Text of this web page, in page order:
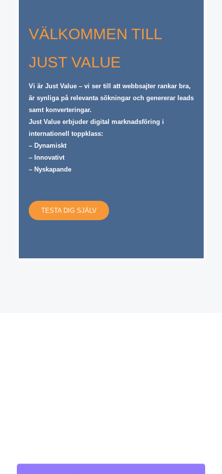
VÄLKOMMEN TILL
JUST VALUE
Vi är Just Value – vi ser till att webbsajter rankar bra,
är synliga på relevanta sökningar och genererar leads
samt konverteringar.
Just Value erbjuder digital marknadsföring i
internationell toppklass:
– Dynamiskt
– Innovativt
– Nyskapande
TESTA DIG SJÄLV